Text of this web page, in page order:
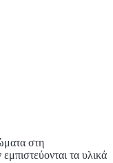
στη
τα υλικά